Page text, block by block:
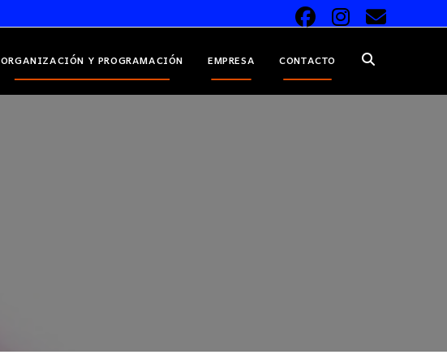
ORGANIZACIÓN Y PROGRAMACIÓN EMPRESA CONTACTO ALTERNAR